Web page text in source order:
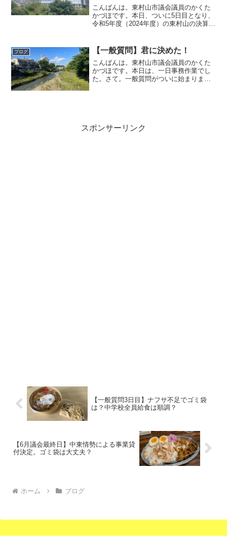
た。
こんばんは。東村山市議会議員のかくた
かづほです。本日、ついに5日目となり、
令和5年度（2024年度）の東村山の決算が
呼ばれる国民健康保険特別会計、後期高
齢者医療特別会計、...
ブログ 【一般質問】君に決めた！
こんばんは。東村山市議会議員のかくた
かづほです。本日は、一日事務作業でし
た。さて。一般質問がついに始まりま
スポンサーリンク
【一般質問3日目】ナフサ不足でゴミ袋
は？中学校全員給食は順調？
【6月議会最終日】中東情勢による事業貸
付決定。ゴミ袋は大丈夫？
ホーム ブログ